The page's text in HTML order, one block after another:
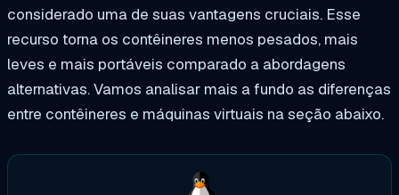
considerado uma de suas vantagens cruciais. Esse
recurso torna os contêineres menos pesados, mais
leves e mais portáveis comparado a abordagens
alternativas. Vamos analisar mais a fundo as diferenças
entre contêineres e máquinas virtuais na seção abaixo.